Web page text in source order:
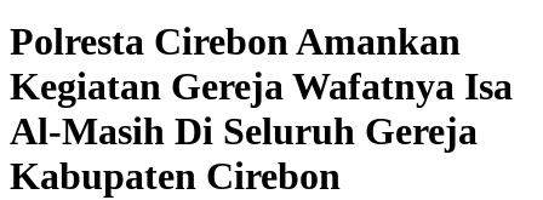
Polresta Cirebon Amankan
Kegiatan Gereja Wafatnya Isa
Al-Masih Di Seluruh Gereja
Kabupaten Cirebon